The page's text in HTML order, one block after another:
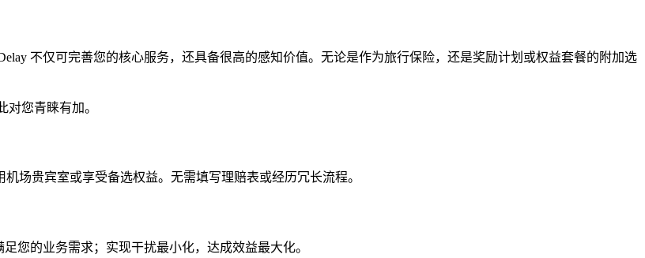
不仅可完善您的核心服务，还具备很高的感知价值。无论是作为旅行保险，还是奖励计划或权益套餐的附加选
对您青睐有加。
场贵宾室或享受备选权益。无需填写理赔表或经历冗长流程。
您的业务需求；实现干扰最小化，达成效益最大化。